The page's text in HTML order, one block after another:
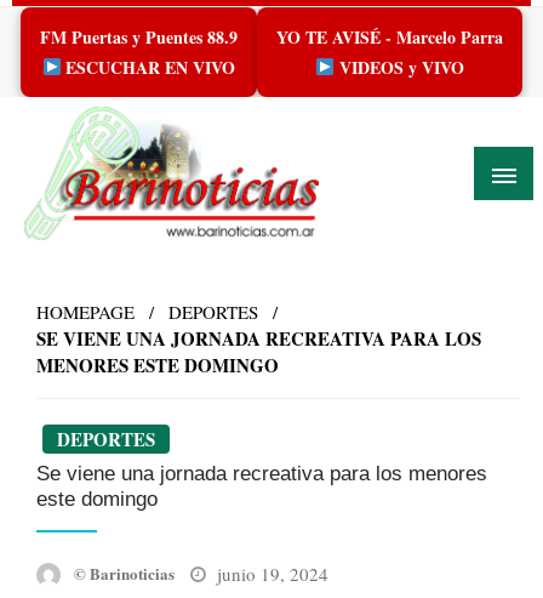
Skip
content
FM Puertas y Puentes 88.9
ESCUCHAR EN VIVO
YO TE AVISÉ - Marcelo Parra
VIDEOS y VIVO
HOMEPAGE DEPORTES
SE VIENE UNA JORNADA RECREATIVA PARA LOS
MENORES ESTE DOMINGO
DEPORTES
Se viene una jornada recreativa para los menores
este domingo
© Barinoticias
Posted
junio 19, 2024